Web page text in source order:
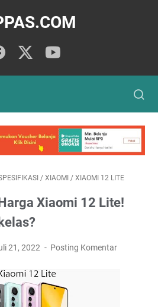
/ XIAOMI / XIAOMI 12 LITE
Xiaomi 12 Lite!
21, 2022 Posting Komentar